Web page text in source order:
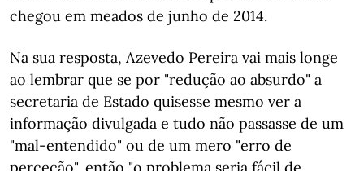
chegou em meados de junho de 2014.
Na sua resposta, Azevedo Pereira vai mais longe
ao lembrar que se por "redução ao absurdo" a
secretaria de Estado quisesse mesmo ver a
informação divulgada e tudo não passasse de um
"mal-entendido" ou de um mero "erro de